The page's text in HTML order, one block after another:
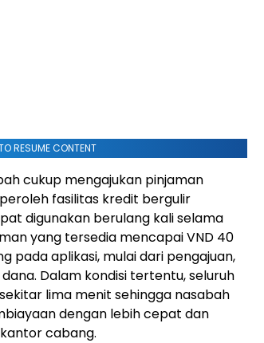
RESUME CONTENT
cukup mengajukan pinjaman
fasilitas kredit bergulir
digunakan berulang kali selama
yang tersedia mencapai VND 40
pada aplikasi, mulai dari pengajuan,
Dalam kondisi tertentu, seluruh
lima menit sehingga nasabah
dengan lebih cepat dan
cabang.